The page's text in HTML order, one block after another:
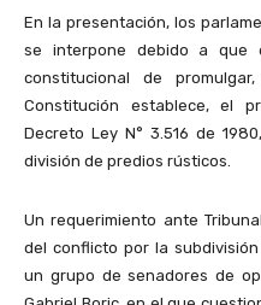
En la presentación, los
se interpone debido a que
constitucional de
Constitución establece, el
Decreto Ley N° 3.516 de
división de predios rústicos.
Un requerimiento ante
del conflicto por la
un grupo de senadores de